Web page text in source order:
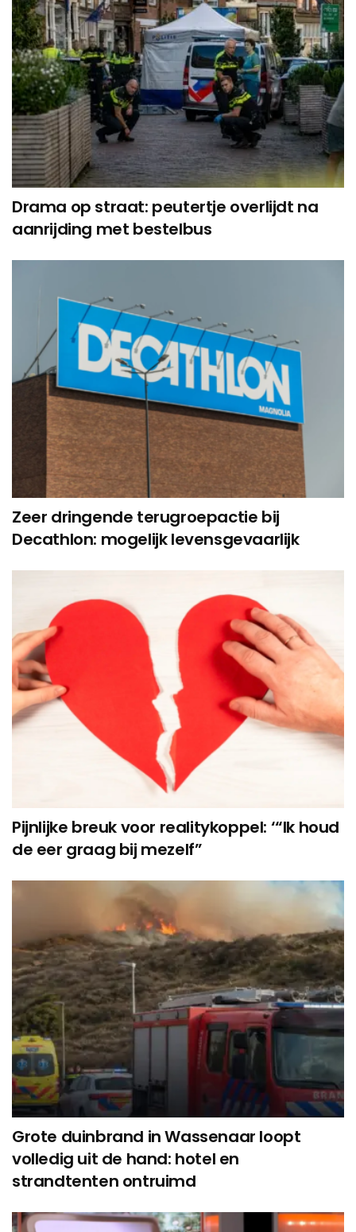
Drama op straat: peutertje overlijdt na
aanrijding met bestelbus
Zeer dringende terugroepactie bij
Decathlon: mogelijk levensgevaarlijk
Pijnlijke breuk voor realitykoppel: ‘“Ik houd
de eer graag bij mezelf”
Grote duinbrand in Wassenaar loopt
volledig uit de hand: hotel en
strandtenten ontruimd